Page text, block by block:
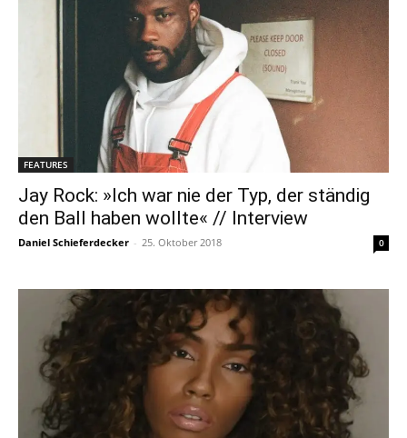
FEATURES
Jay Rock: »Ich war nie der Typ, der ständig
den Ball haben wollte« // Interview
Daniel Schieferdecker - 25. Oktober 2018 0